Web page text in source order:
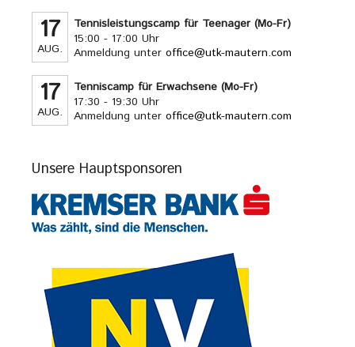
17
AUG.
Tennisleistungscamp für Teenager (Mo-Fr)
15:00 - 17:00 Uhr
Anmeldung unteroffice@utk-mautern.com
17
AUG.
Tenniscamp für Erwachsene (Mo-Fr)
17:30 - 19:30 Uhr
Anmeldung unteroffice@utk-mautern.com
Unsere Hauptsponsoren